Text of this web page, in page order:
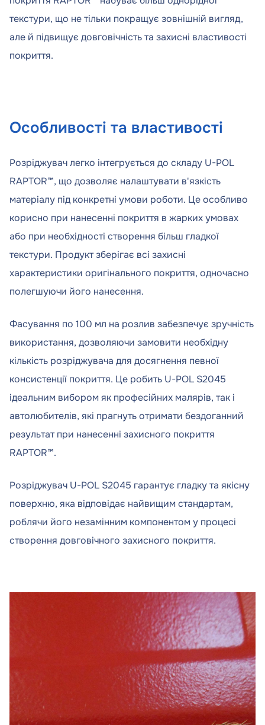
текстури, що не тільки покращує зовнішній вигляд,
але й підвищує довговічність та захисні властивості
покриття.
Особливості та властивості
Розріджувач легко інтегрується до складу U-POL
RAPTOR™, що дозволяє налаштувати в'язкість
матеріалу під конкретні умови роботи. Це особливо
корисно при нанесенні покриття в жарких умовах
або при необхідності створення більш гладкої
текстури. Продукт зберігає всі захисні
характеристики оригінального покриття, одночасно
полегшуючи його нанесення.
Фасування по 100 мл на розлив забезпечує зручність
використання, дозволяючи замовити необхідну
кількість розріджувача для досягнення певної
консистенції покриття. Це робить U-POL S2045
ідеальним вибором як професійних малярів, так і
автолюбителів, які прагнуть отримати бездоганний
результат при нанесенні захисного покриття
RAPTOR™.
Розріджувач U-POL S2045 гарантує гладку та якісну
поверхню, яка відповідає найвищим стандартам,
роблячи його незамінним компонентом у процесі
створення довговічного захисного покриття.